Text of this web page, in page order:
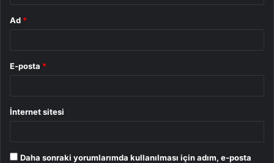
Ad *
E-posta *
İnternet sitesi
Daha sonraki yorumlarımda kullanılması için adım, e-posta